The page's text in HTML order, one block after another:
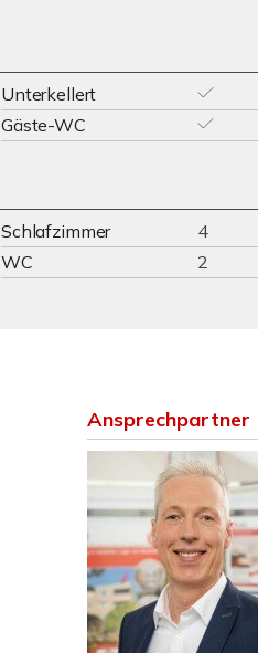
Unterkellert
Gäste-WC
Schlafzimmer
4
WC 2
Ansprechpartner